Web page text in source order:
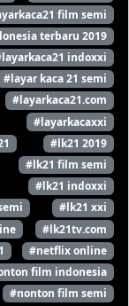
film semi
terbaru 2019
indoxxi
#layar kaca 21 semi
#layarkaca21.com
#layarkacaxxi
#lk21 2019
#lk21 film semi
#lk21 indoxxi
#lk21 xxi
#lk21tv.com
#netflix online
film indonesia
#nonton film semi